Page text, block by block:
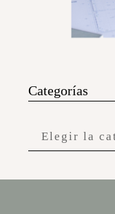
Categorías